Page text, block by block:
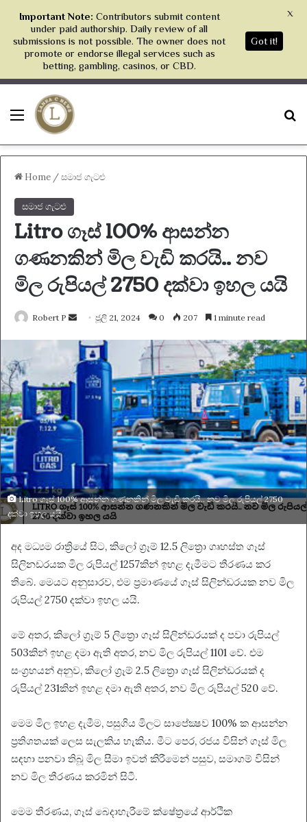
Menu
Home /සමාජ ගැටළු
සමාජ ගැටළු
Litro ගෑස් 100% ආසන්න
ගණනකින් මිල වැඩි කරයි.. නව
මිල රුපියල් 2750 දක්වා ඉහල යයි
Robert P
Send
email
ජූලි 21, 2024 0 207 1 minute read
Litro ගෑස් 100% ආසන්න ගණනකින් මිල වැඩි කරයි.. නව මිල රුපියල් 2750
දක්වා ඉහල යයි
අද මධ්‍යම රාත්‍රියේ සිට, කිලෝ ග්‍රෑම් 12.5 ලිත්‍රො ගෘහස්ත ගෑස්
සිලිනඩරයක මිල රුපියල් 1257කින් ඉහළ දැමීමට තීරණය කර
තිබේ. මෙයට අනුසාරව, එම ප‍්‍රමාණයේ ගෑස් සිලින්ඩරයක නව මිල
රුපියල් 2750 දක්වා ඉහල යයි.
මේ අතර, කිලෝ ග්‍රෑම් 5 ලිත්‍රො ගෑස් සිලින්ඩරයක් ද පවා රුපියල්
503කින් ඉහළ දමා ඇති අතර, නව මිල රුපියල් 1101 වේ. එම
සංග්‍රහයන් අනුව, කිලෝ ග්‍රෑම් 2.5 ලිත්‍රො ගෑස් සිලින්ඩරයක් ද
රුපියල් 231කින් ඉහළ දමා ඇති අතර, නව මිල රුපියල් 520 වේ.
මෙම මිල ඉහළ දැමීම, පසුගිය මිලට සාපේක්‍ෂව 100% ක ආසන්න
ප්‍රතිශතයක් ලෙස සැලකිය හැකිය. මීට පෙර, රජය විසින් ගෑස් මිල
සඳහා පනවා තිබූ මිල සීමා ඉවත් කිරීමෙන් පසුව, සමාගම් විසින්
නව මිල තීරණය කරමින් සිටී.
මෙම තීරණය, ගෑස් බෙදාහැරීමේ ක්ෂේත‍්‍රයේ ආර්ථික
Important Note: Contributors submit content
under paid authorship. Daily review of all
submissions is not possible. The owner does not
promote or endorse illegal services such as
betting, gambling, casinos, or CBD.
Got it!
X